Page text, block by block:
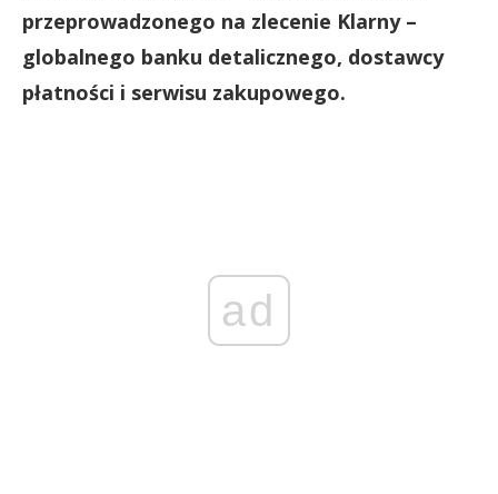
przeprowadzonego na zlecenie Klarny –
globalnego banku detalicznego, dostawcy
płatności i serwisu zakupowego.
ad